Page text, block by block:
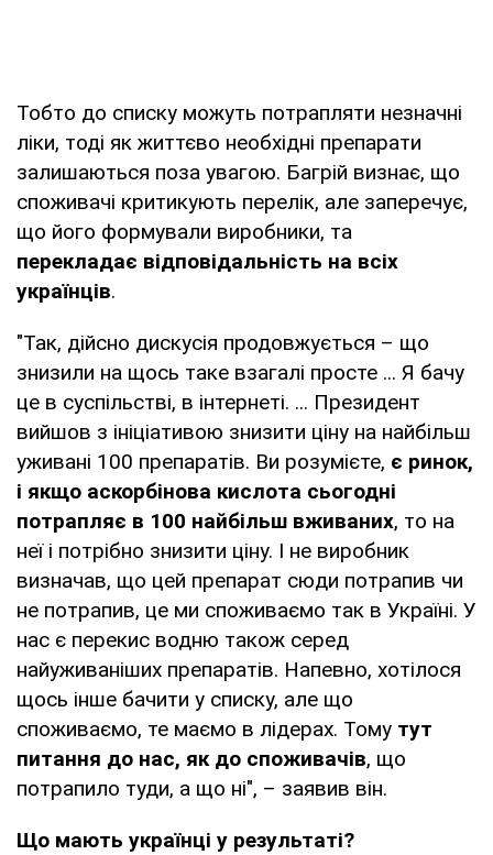
Тобто до списку можуть потрапляти незначні
ліки, тоді як життєво необхідні препарати
залишаються поза увагою. Багрій визнає, що
споживачі критикують перелік, але заперечує,
що його формували виробники, та
перекладає відповідальність на всіх
українців.
"Так, дійсно дискусія продовжується – що
знизили на щось таке взагалі просте ... Я бачу
це в суспільстві, в інтернеті. ... Президент
вийшов з ініціативою знизити ціну на найбільш
уживані 100 препаратів. Ви розумієте, є ринок,
і якщо аскорбінова кислота сьогодні
потрапляє в 100 найбільш вживаних, то на
неї і потрібно знизити ціну. І не виробник
визначав, що цей препарат сюди потрапив чи
не потрапив, це ми споживаємо так в Україні. У
нас є перекис водню також серед
найуживаніших препаратів. Напевно, хотілося
щось інше бачити у списку, але що
споживаємо, те маємо в лідерах. Тому тут
питання до нас, як до споживачів, що
потрапило туди, а що ні", – заявив він.
Що мають українці у результаті?